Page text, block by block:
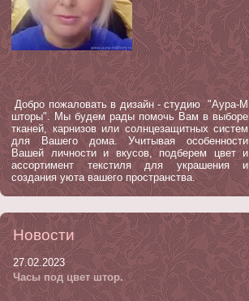
Добро пожаловать в дизайн - студию "Аура-М
шторы". Мы будем рады помочь Вам в выборе
тканей, карнизов или солнцезащитных систем
для Вашего дома. Учитывая особенности
Вашей личности и вкусов, подберем цвет и
ассортимент текстиля для украшения и
создания уюта вашего пространства.
Новости
27.02.2023
Часы под цвет штор.